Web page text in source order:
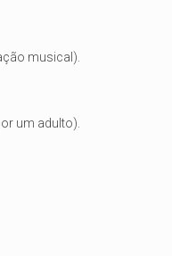
musical).
um adulto).